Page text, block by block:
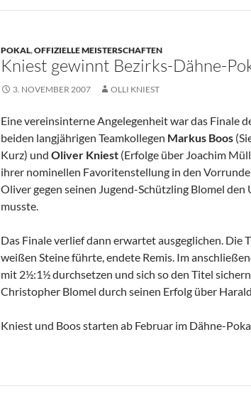
POKAL,OFFIZIELLE MEISTERSCHAFTEN
Kniest gewinnt Bezirks-Dähne-
3. NOVEMBER 2007 OLLI KNIEST
Eine vereinsinterne Angelegenheit war das Finale
beiden langjährigen Teamkollegen Markus Boos
Kurz) und Oliver Kniest (Erfolge über Joachim
ihrer nominellen Favoritenstellung in den
Oliver gegen seinen Jugend-Schützling Blomel
musste.
Das Finale verlief dann erwartet ausgeglichen. Die
weißen Steine führte, endete Remis. Im
mit 2½:1½ durchsetzen und sich so den Titel
Christopher Blomel durch seinen Erfolg über
Kniest und Boos starten ab Februar im Dähne-